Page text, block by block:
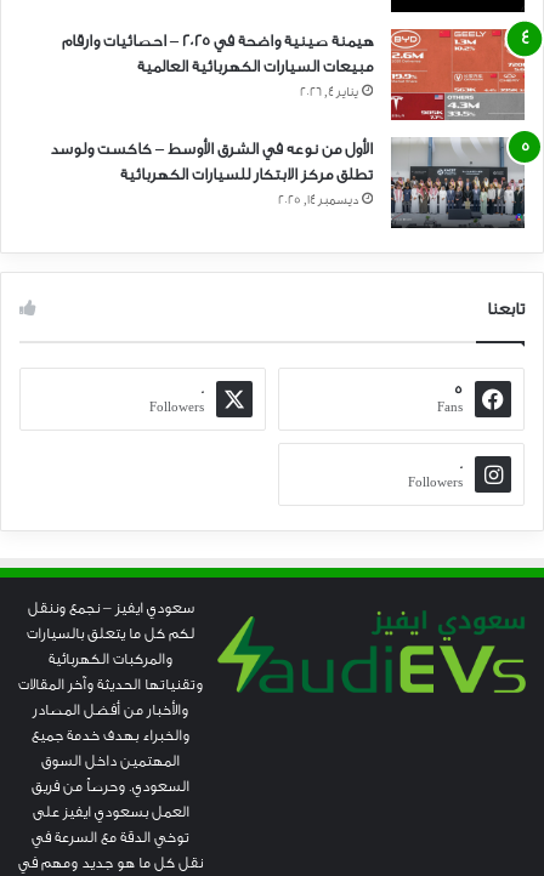
هيمنة صينية واضحة في 2025 – احصائيات وارقام
مبيعات السيارات الكهربائية العالمية
يناير 4, 2026
الأول من نوعه في الشرق الأوسط – كاكست ولوسد
تطلق مركز الابتكار للسيارات الكهربائية
ديسمبر 14, 2025
تابعنا
5
Fans
0
Followers
0
Followers
سعودي ايفيز – نجمع وننقل
لكم كل ما يتعلق بالسيارات
والمركبات الكهربائية
وتقنياتها الحديثة وآخر المقالات
والأخبار من أفضل المصادر
والخبراء بهدف خدمة جميع
المهتمين داخل السوق
السعودي. وحرصاً من فريق
العمل بسعودي ايفيز على
توخي الدقة مع السرعة في
نقل كل ما هو جديد ومهم في